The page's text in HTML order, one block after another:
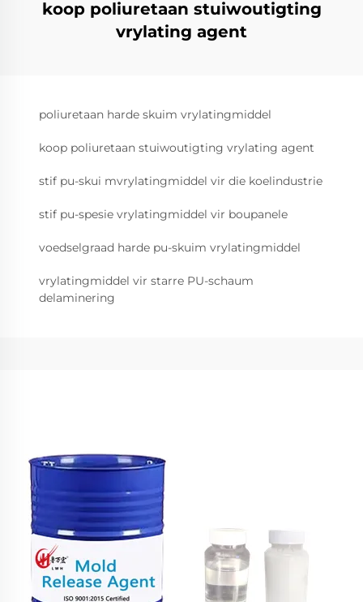
koop poliuretaan stuiwoutigting
vrylating agent
poliuretaan harde skuim vrylatingmiddel
koop poliuretaan stuiwoutigting vrylating agent
stif pu-skui mvrylatingmiddel vir die koelindustrie
stif pu-spesie vrylatingmiddel vir boupanele
voedselgraad harde pu-skuim vrylatingmiddel
vrylatingmiddel vir starre PU-schaum
delaminering